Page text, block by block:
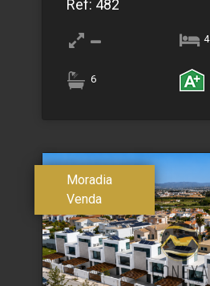
Ref: 482
4
6
Moradia
Venda